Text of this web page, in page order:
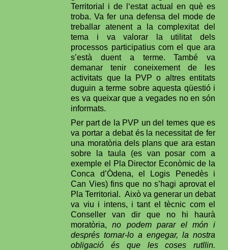
Territorial i de l‘estat actual en què es
troba. Va fer una defensa del mode de
treballar atenent a la complexitat del
tema i va valorar la utilitat dels
processos participatius com el que ara
s’està duent a terme. També va
demanar tenir coneixement de les
activitats que la PVP o altres entitats
duguin a terme sobre aquesta qüestió i
es va queixar que a vegades no en són
informats.
Per part de la PVP un del temes que es
va portar a debat és la necessitat de fer
una moratòria dels plans que ara estan
sobre la taula (es van posar com a
exemple el Pla Director Econòmic de la
Conca d’Òdena, el Logis Penedès i
Can Vies) fins que no s’hagi aprovat el
Pla Territorial. Això va generar un debat
va viu i intens, i tant el tècnic com el
Conseller van dir que no hi haurà
moratòria,no podem parar el món i
després tornar-lo a engegar, la nostra
obligació és que les coses rutllin.